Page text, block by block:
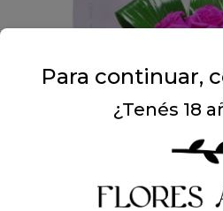
Para continuar,
¿Tenés 18